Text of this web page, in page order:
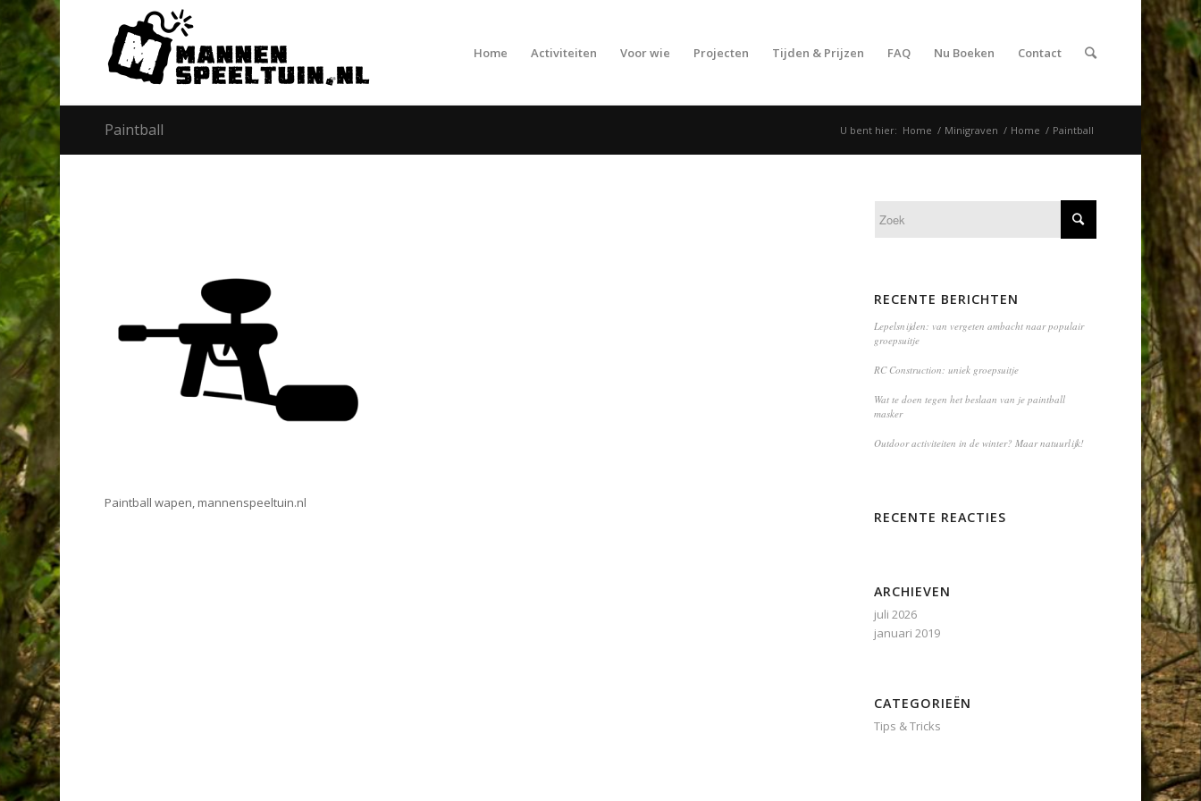
Home Activiteiten Voor wie Projecten Tijden & Prijzen FAQ Nu Boeken Contact
Paintball U bent hier: Home / Minigraven / Home / Paintball
Paintball wapen, mannenspeeltuin.nl
RECENTE BERICHTEN
Lepelsnijden: van vergeten ambacht naar populair
groepsuitje
RC Construction: uniek groepsuitje
Wat te doen tegen het beslaan van je paintball
masker
Outdoor activiteiten in de winter? Maar natuurlijk!
RECENTE REACTIES
ARCHIEVEN
juli 2026
januari 2019
CATEGORIEËN
Tips & Tricks